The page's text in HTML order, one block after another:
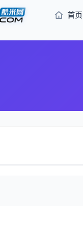
首页